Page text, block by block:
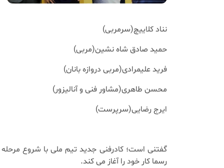
نناد کلاییچ(سرمربی)
حمید صادق شاه نشین(مربی)
فرید علیمرادی(مربی دروازه بانان)
محسن طاهری(مشاور فنی و آنالیزور)
ایرج رضایی(سرپرست)
گفتنی است؛ کادرفنی جدید تیم ملی با شروع مرحله
رسما کار خود را آغاز می کند.